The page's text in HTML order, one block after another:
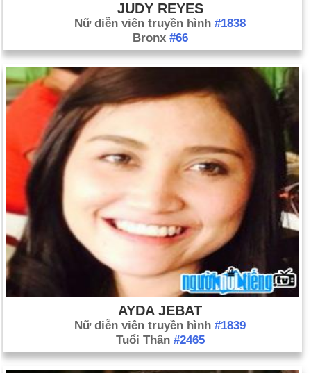
JUDY REYES
Nữ diễn viên truyền hình #1838
Bronx #66
AYDA JEBAT
Nữ diễn viên truyền hình #1839
Tuổi Thân #2465